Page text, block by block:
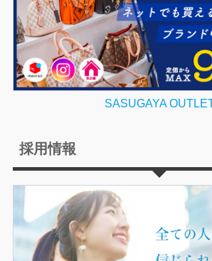
SASUGAYA
採用情報